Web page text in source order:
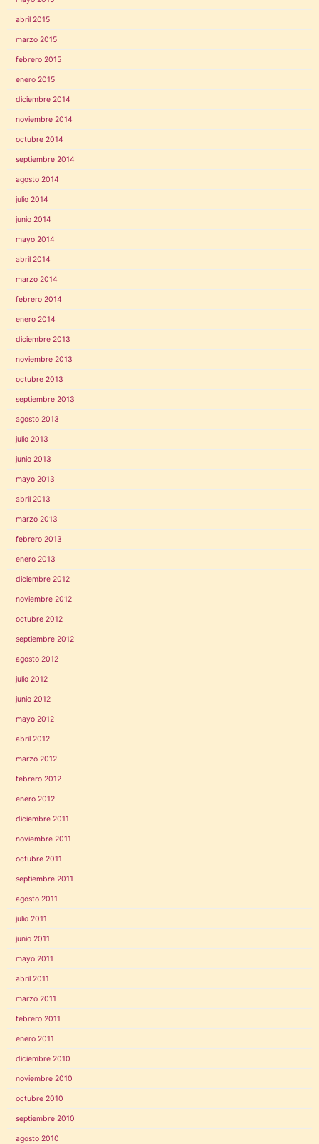
abril 2015
marzo 2015
febrero 2015
enero 2015
diciembre 2014
noviembre 2014
octubre 2014
septiembre 2014
agosto 2014
julio 2014
junio 2014
mayo 2014
abril 2014
marzo 2014
febrero 2014
enero 2014
diciembre 2013
noviembre 2013
octubre 2013
septiembre 2013
agosto 2013
julio 2013
junio 2013
mayo 2013
abril 2013
marzo 2013
febrero 2013
enero 2013
diciembre 2012
noviembre 2012
octubre 2012
septiembre 2012
agosto 2012
julio 2012
junio 2012
mayo 2012
abril 2012
marzo 2012
febrero 2012
enero 2012
diciembre 2011
noviembre 2011
octubre 2011
septiembre 2011
agosto 2011
julio 2011
junio 2011
mayo 2011
abril 2011
marzo 2011
febrero 2011
enero 2011
diciembre 2010
noviembre 2010
octubre 2010
septiembre 2010
agosto 2010